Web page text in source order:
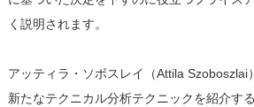
く説明されます。
アッティラ・ソボスレイ（Attila Szoboszlai
新たなテクニカル分析テクニックを紹介す